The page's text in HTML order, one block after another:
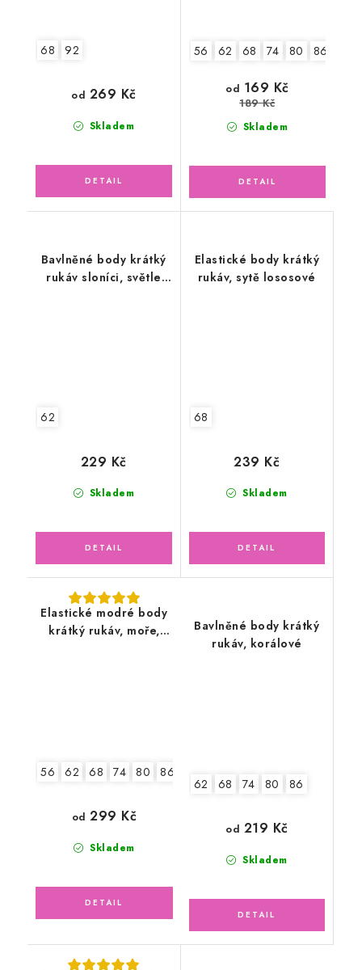
68 92
Skladem
od 269 Kč
56 62 68 74 80 86
Skladem
od 169 Kč
189 Kč
Bavlněné body krátký
rukáv sloníci, světle
62
Skladem
229 Kč
Elastické body krátký
rukáv, sytě lososové
68
Skladem
239 Kč
Elastické modré body
krátký rukáv, moře,
56 62 68 74 80 86
Skladem
od 299 Kč
Bavlněné body krátký
rukáv, korálové
62 68 74 80 86
Skladem
od 219 Kč